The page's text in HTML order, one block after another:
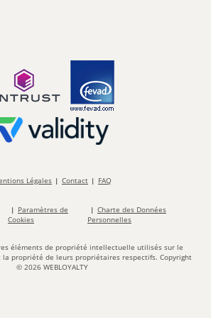
Légales Contact FAQ
Paramètres de
Cookies
Charte des Données
Personnelles
éléments de propriété intellectuelle utilisés sur le
propriété de leurs propriétaires respectifs. Copyright
© 2026WEBLOYALTY